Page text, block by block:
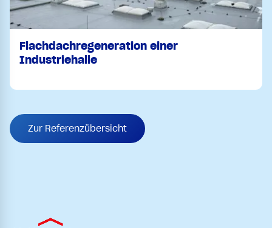
Flachdachregeneration einer
Industriehalle
Zur Referenzübersicht